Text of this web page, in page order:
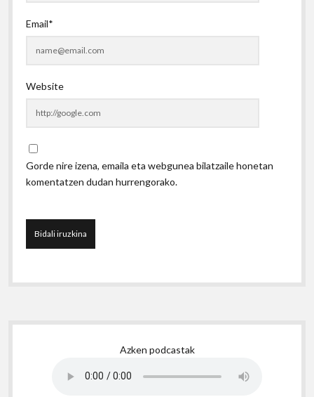
Email*
Website
Gorde nire izena, emaila eta webgunea bilatzaile honetan
komentatzen dudan hurrengorako.
Sidebar
Azken podcastak